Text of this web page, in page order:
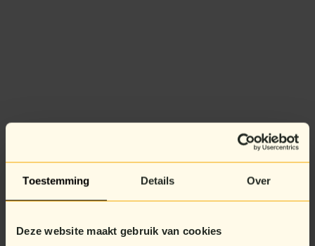
Toestemming Details Over
Deze website maakt gebruik van cookies